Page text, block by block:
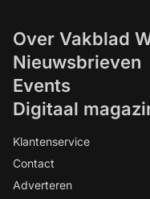
Over Vakblad
Nieuwsbrieven
Events
Digitaal
Klantenservice
Contact
Adverteren